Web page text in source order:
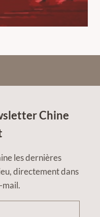
Chine
les dernières
directement dans